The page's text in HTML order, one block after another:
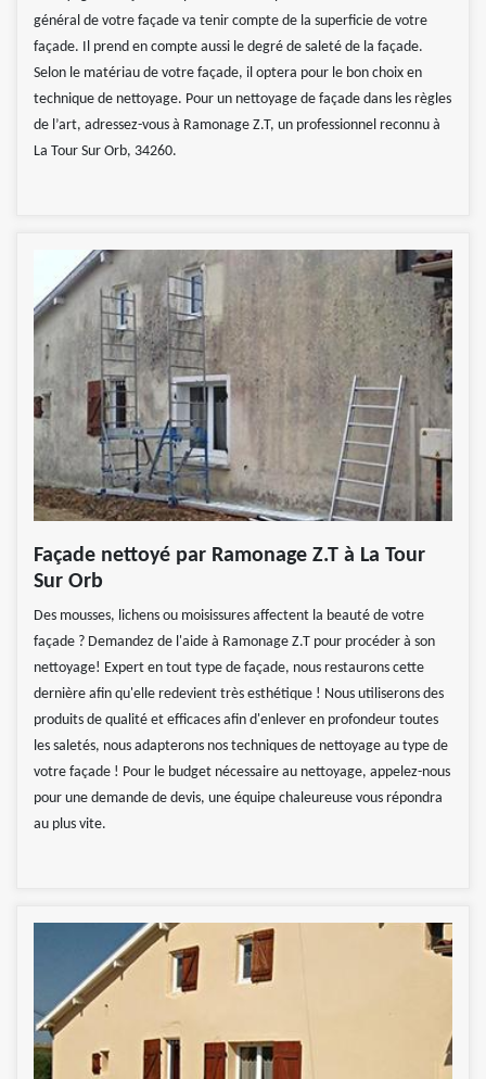
général de votre façade va tenir compte de la superficie de votre
façade. Il prend en compte aussi le degré de saleté de la façade.
Selon le matériau de votre façade, il optera pour le bon choix en
technique de nettoyage. Pour un nettoyage de façade dans les règles
de l’art, adressez-vous à Ramonage Z.T, un professionnel reconnu à
La Tour Sur Orb, 34260.
Façade nettoyé par Ramonage Z.T à La Tour
Sur Orb
Des mousses, lichens ou moisissures affectent la beauté de votre
façade ? Demandez de l'aide à Ramonage Z.T pour procéder à son
nettoyage! Expert en tout type de façade, nous restaurons cette
dernière afin qu'elle redevient très esthétique ! Nous utiliserons des
produits de qualité et efficaces afin d'enlever en profondeur toutes
les saletés, nous adapterons nos techniques de nettoyage au type de
votre façade ! Pour le budget nécessaire au nettoyage, appelez-nous
pour une demande de devis, une équipe chaleureuse vous répondra
au plus vite.